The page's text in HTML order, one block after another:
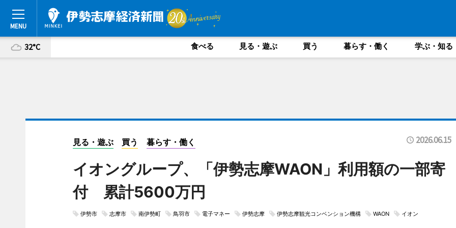
32°C 食べる 見る・遊ぶ 買う 暮らす・働く 学ぶ・知る
見る・遊ぶ 買う 暮らす・働く 2026.06.15
イオングループ、「伊勢志摩WAON」利用額の一部寄
付 累計5600万円
伊勢市 志摩市 南伊勢町 鳥羽市 電子マネー 伊勢志摩 伊勢志摩観光コンベンション機構 WAON イオン